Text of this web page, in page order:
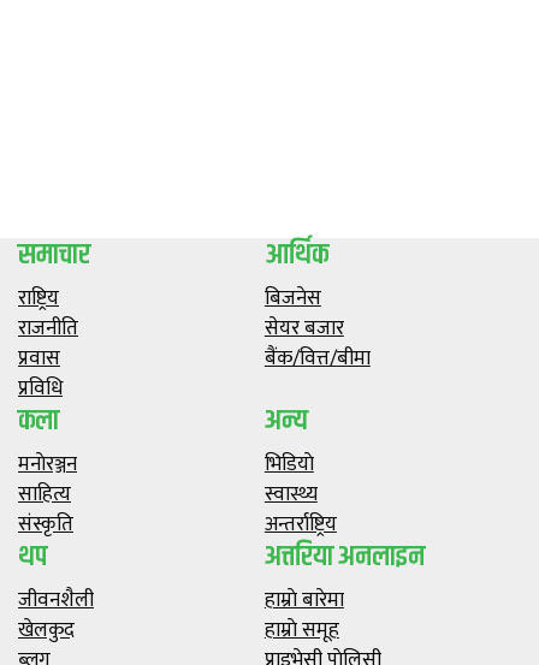
समाचार
राष्ट्रिय
राजनीति
प्रवास
प्रविधि
आर्थिक
बिजनेस
सेयर बजार
बैंक/वित्त/बीमा
कला
मनाेरञ्जन
साहित्य
संस्कृति
अन्य
भिडियाे
स्वास्थ्य
अन्तर्राष्ट्रिय
थप
जीवनशैली
खेलकुद
अत्तरिया अनलाइन
हाम्राे बारेमा
हाम्राे समूह